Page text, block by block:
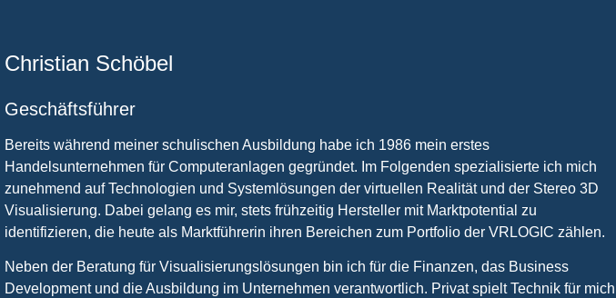
Christian Schöbel
Geschäftsführer
Bereits während meiner schulischen Ausbildung habe ich 1986 mein erstes
Handelsunternehmen für Computeranlagen gegründet. Im Folgenden spezialisierte ich mich
zunehmend auf Technologien und Systemlösungen der virtuellen Realität und der Stereo 3D
Visualisierung. Dabei gelang es mir, stets frühzeitig Hersteller mit Marktpotential zu
identifizieren, die heute als Marktführerin ihren Bereichen zum Portfolio der VRLOGIC zählen.
Neben der Beratung für Visualisierungslösungen bin ich für die Finanzen, das Business
Development und die Ausbildung im Unternehmen verantwortlich. Privat spielt Technik für mich